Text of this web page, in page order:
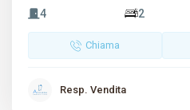
4 2
Chiama
Resp. Vendita